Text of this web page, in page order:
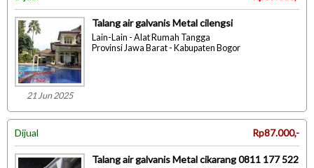
21 Jun 2025
Talang air galvanis Metal cilengsi
Lain-Lain - Alat Rumah Tangga
Provinsi Jawa Barat - Kabupaten Bogor
Dijual Rp87.000,-
Talang air galvanis Metal cikarang 0811 177 522